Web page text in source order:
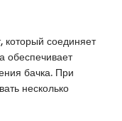
который соединяет
обеспечивает
бачка. При
несколько